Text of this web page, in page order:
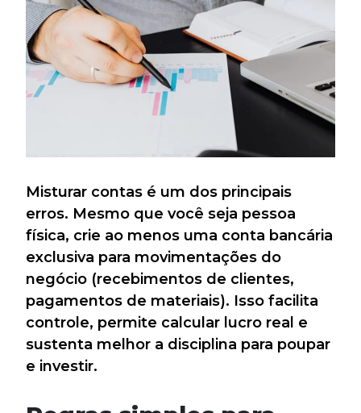
Misturar contas é um dos principais
erros. Mesmo que você seja pessoa
física, crie ao menos uma conta bancária
exclusiva para movimentações do
negócio (recebimentos de clientes,
pagamentos de materiais). Isso facilita
controle, permite calcular lucro real e
sustenta melhor a disciplina para poupar
e investir.